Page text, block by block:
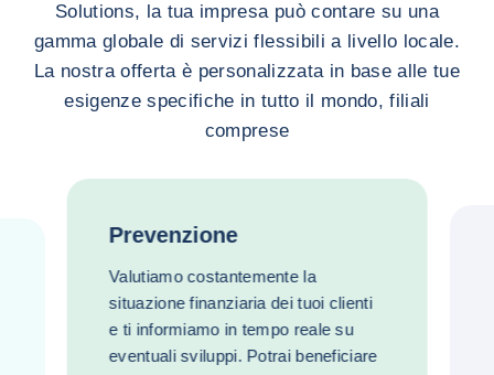
Solutions, la tua impresa può contare su una
gamma globale di servizi flessibili a livello locale.
La nostra offerta è personalizzata in base alle tue
esigenze specifiche in tutto il mondo, filiali
comprese
Prevenzione
Valutiamo costantemente la
situazione finanziaria dei tuoi clienti
e ti informiamo in tempo reale su
eventuali sviluppi. Potrai beneficiare